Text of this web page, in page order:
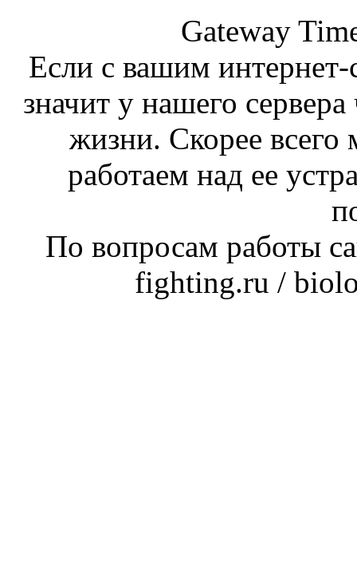
Gateway
Если с вашим интернет-
значит у нашего
жизни. Скорее
работаем над ее
По вопросам работы
fighting.ru /